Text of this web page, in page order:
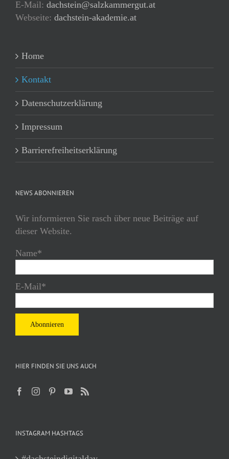
E-Mail: dachstein@salzkammergut.at
Webseite: dachstein-akademie.at
Home
Kontakt
Datenschutzerklärung
Impressum
Barrierefreiheitserklärung
NEWS ABONNIEREN
Wir informieren Sie rasch über neue Beiträge auf
dieser Website.
Name*
E-Mail*
HIER FINDEN SIE UNS AUCH
INSTAGRAM HASHTAGS